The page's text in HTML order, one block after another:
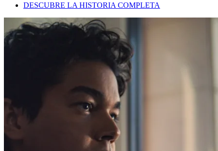
DESCUBRE LA HISTORIA COMPLETA